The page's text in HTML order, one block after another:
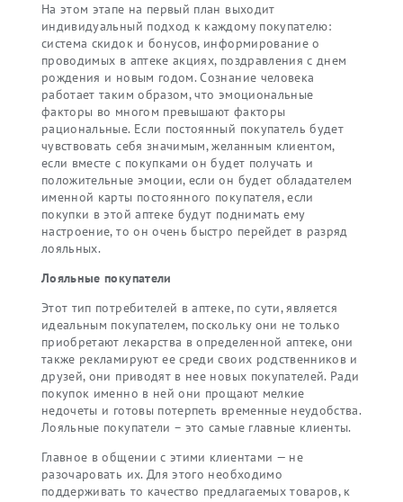
На этом этапе на первый план выходит
индивидуальный подход к каждому покупателю:
система скидок и бонусов, информирование о
проводимых в аптеке акциях, поздравления с днем
рождения и новым годом. Сознание человека
работает таким образом, что эмоциональные
факторы во многом превышают факторы
рациональные. Если постоянный покупатель будет
чувствовать себя значимым, желанным клиентом,
если вместе с покупками он будет получать и
положительные эмоции, если он будет обладателем
именной карты постоянного покупателя, если
покупки в этой аптеке будут поднимать ему
настроение, то он очень быстро перейдет в разряд
лояльных.
Лояльные покупатели
Этот тип потребителей в аптеке, по сути, является
идеальным покупателем, поскольку они не только
приобретают лекарства в определенной аптеке, они
также рекламируют ее среди своих родственников и
друзей, они приводят в нее новых покупателей. Ради
покупок именно в ней они прощают мелкие
недочеты и готовы потерпеть временные неудобства.
Лояльные покупатели – это самые главные клиенты.
Главное в общении с этими клиентами — не
разочаровать их. Для этого необходимо
поддерживать то качество предлагаемых товаров, к